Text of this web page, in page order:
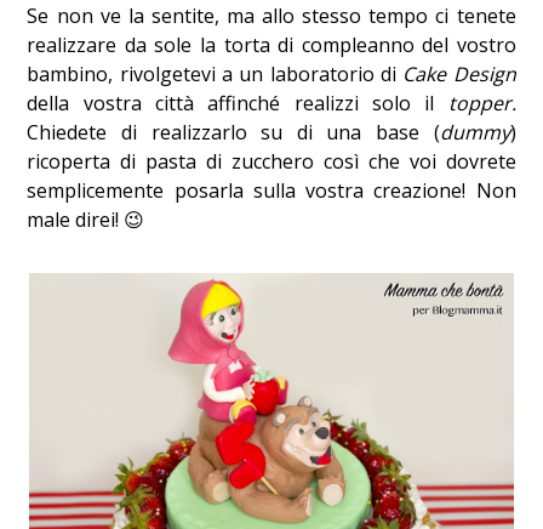
Se non ve la sentite, ma allo stesso tempo ci tenete
realizzare da sole la torta di compleanno del vostro
bambino, rivolgetevi a un laboratorio di Cake Design
della vostra città affinché realizzi solo il
topper.
Chiedete di realizzarlo su di una base (dummy)
ricoperta di pasta di zucchero così che voi dovrete
semplicemente posarla sulla vostra creazione! Non
male direi! 😉